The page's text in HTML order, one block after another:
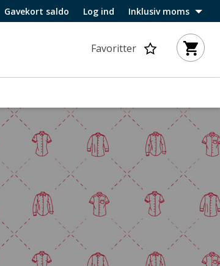
Gavekort saldo Log ind Inklusiv moms
Favoritter